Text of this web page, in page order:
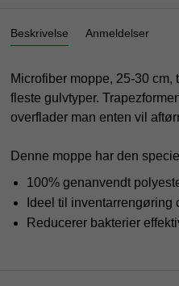
Beskrivelse Anmeldelser
Microfiber moppe, 25-30
fleste gulvtyper.
overflader man enten vil
Denne moppe har den
100% genanvendt
Ideel til inventarrengøring
Reducerer bakterier